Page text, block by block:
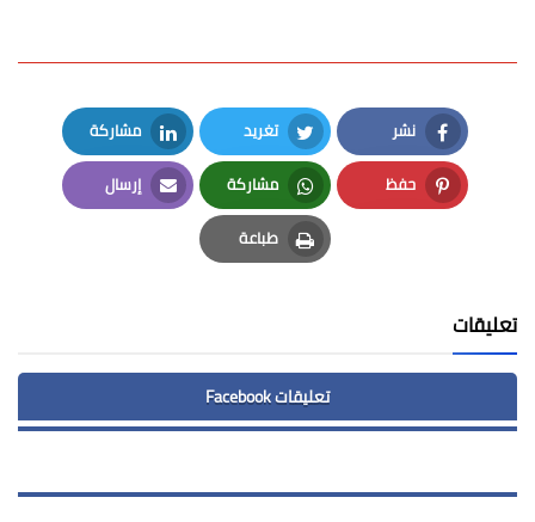
نشر
Facebook
تغريد
Twitter
مشاركة
LinkedIn
حفظ
Pinterest
مشاركة
Whatsapp
إرسال
Email
طباعة
Print
تعليقات
تعليقات Facebook